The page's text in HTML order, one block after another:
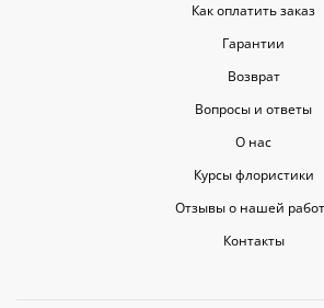
Как оплатить заказ
Гарантии
Возврат
Вопросы и ответы
О нас
Курсы флористики
Отзывы о нашей
Контакты